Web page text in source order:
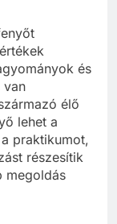
és
van
élő
lehet a
praktikumot,
részesítik
megoldás